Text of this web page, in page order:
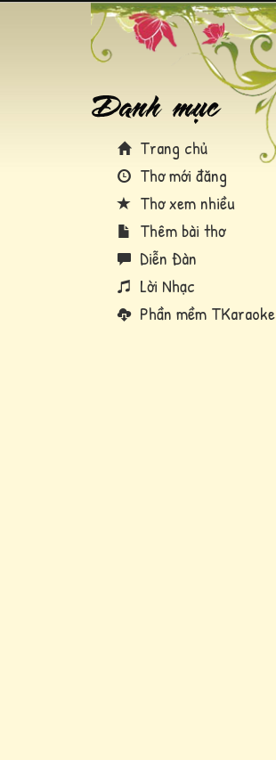
Trang chủ
Thơ mới đăng
Thơ xem nhiều
Thêm bài thơ
Diễn Đàn
Lời Nhạc
Phần mềm TKaraoke